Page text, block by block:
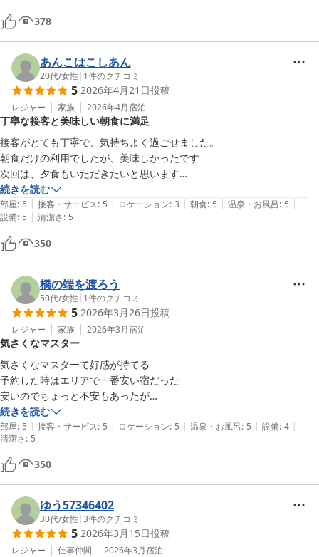
378
あんこはこしあん
20代/女性 | 1件のクチコミ
5 2026年4月21日投稿
レジャー 家族 2026年4月宿泊
丁寧な接客と美味しい朝食に満足
接客がとても丁寧で、気持ちよく過ごせました。
朝食だけの利用でしたが、美味しかったです
次回は、夕食もいただきたいと思います
チェックアウト時、オーナーさんにいろいろと
日光の観光情報を教えてもいました
続きを読む
部屋: 5 | 接客・サービス: 5 | ロケーション: 3 | 朝食: 5 | 温泉・お風呂: 5 |
設備: 5 | 清潔さ: 5
350
橋の端を渡ろう
50代/女性 | 1件のクチコミ
5 2026年3月26日投稿
レジャー 家族 2026年3月宿泊
気さくなマスター
気さくなマスターて好感が持てる
予約した時はエリアで一番安い宿だった
安いのでちょっと不安もあったが
部屋は綺麗だし、貸切で風呂も入れるので
続きを読む
部屋: 5 | 接客・サービス: 5 | ロケーション: 5 | 温泉・お風呂: 5 | 設備: 4 |
清潔さ: 5
350
ゆう57346402
30代/女性 |3件のクチコミ
5 2026年3月15日投稿
レジャー 仕事仲間 2026年3月宿泊